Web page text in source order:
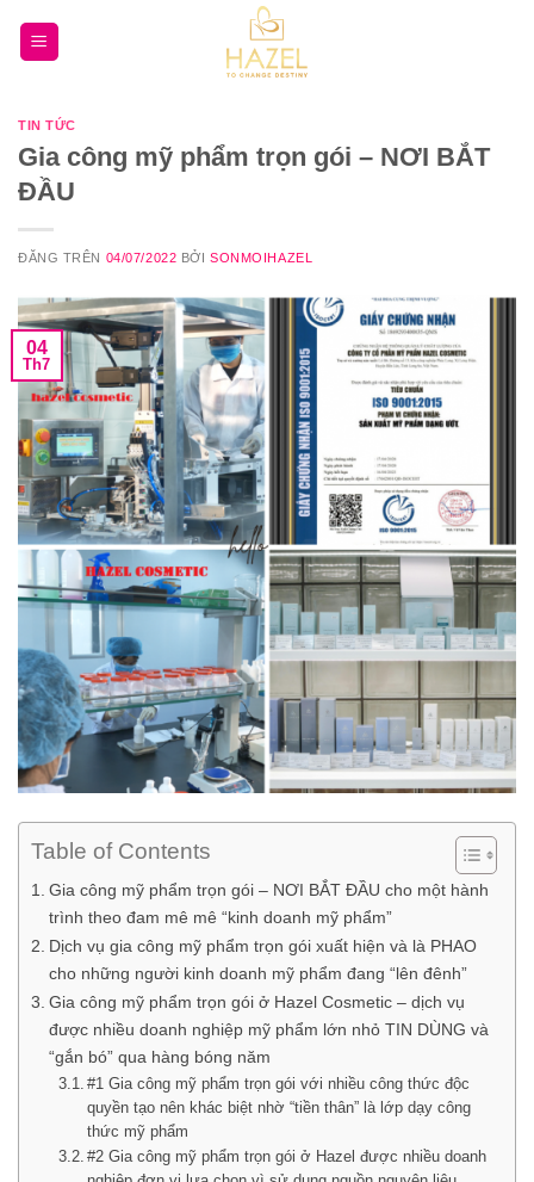
TIN TỨC
Gia công mỹ phẩm trọn gói – NƠI BẮT
ĐẦU
ĐĂNG TRÊN 04/07/2022 BỞISONMOIHAZEL
04
Th7
Table of Contents
Gia công mỹ phẩm trọn gói – NƠI BẮT ĐẦU cho một hành
trình theo đam mê mê “kinh doanh mỹ phẩm”
Dịch vụ gia công mỹ phẩm trọn gói xuất hiện và là PHAO
cho những người kinh doanh mỹ phẩm đang “lên đênh”
Gia công mỹ phẩm trọn gói ở Hazel Cosmetic – dịch vụ
được nhiều doanh nghiệp mỹ phẩm lớn nhỏ TIN DÙNG và
“gắn bó” qua hàng bóng năm
#1 Gia công mỹ phẩm trọn gói với nhiều công thức độc
quyền tạo nên khác biệt nhờ “tiền thân” là lớp dạy công
thức mỹ phẩm
#2 Gia công mỹ phẩm trọn gói ở Hazel được nhiều doanh